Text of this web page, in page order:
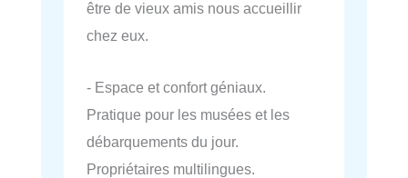
être de vieux amis nous accueillir
chez eux.
- Espace et confort géniaux.
Pratique pour les musées et les
débarquements du jour.
Propriétaires multilingues.